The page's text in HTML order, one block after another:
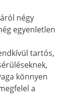
négy
egyenletlen
tartós,
könnyen
a